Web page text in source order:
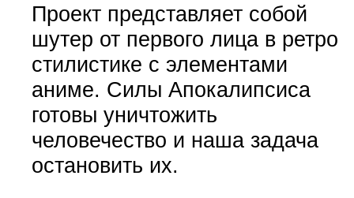
Проект представляет собой
шутер от первого лица в ретро
стилистике с элементами
аниме. Силы Апокалипсиса
готовы уничтожить
человечество и наша задача
остановить их.